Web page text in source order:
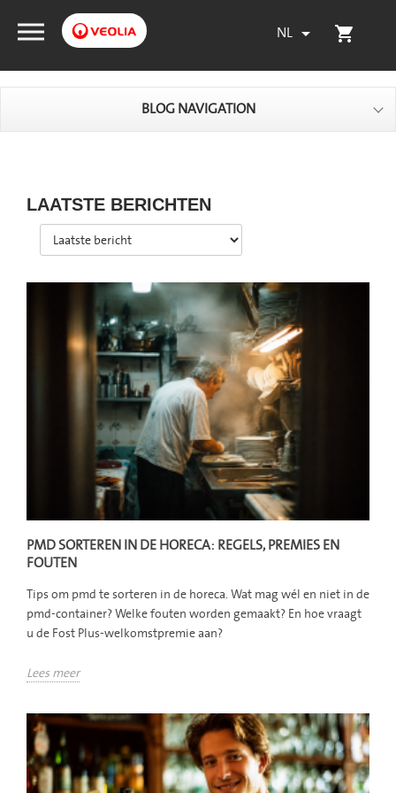
shopping_cart
NL 
BLOG NAVIGATION
LAATSTE BERICHTEN
PMD SORTEREN IN DE HORECA: REGELS, PREMIES EN
FOUTEN
Tips om pmd te sorteren in de horeca. Wat mag wél en niet in de
pmd-container? Welke fouten worden gemaakt? En hoe vraagt
u de Fost Plus-welkomstpremie aan?
Lees meer